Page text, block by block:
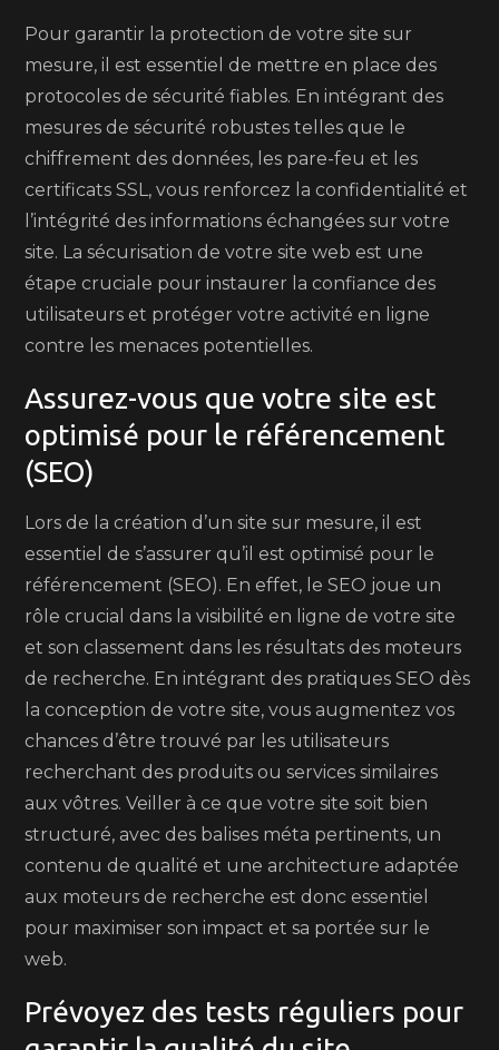
Pour garantir la protection de votre site sur
mesure, il est essentiel de mettre en place des
protocoles de sécurité fiables. En intégrant des
mesures de sécurité robustes telles que le
chiffrement des données, les pare-feu et les
certificats SSL, vous renforcez la confidentialité et
l’intégrité des informations échangées sur votre
site. La sécurisation de votre site web est une
étape cruciale pour instaurer la confiance des
utilisateurs et protéger votre activité en ligne
contre les menaces potentielles.
Assurez-vous que votre site est
optimisé pour le référencement
(SEO)
Lors de la création d’un site sur mesure, il est
essentiel de s’assurer qu’il est optimisé pour le
référencement (SEO). En effet, le SEO joue un
rôle crucial dans la visibilité en ligne de votre site
et son classement dans les résultats des moteurs
de recherche. En intégrant des pratiques SEO dès
la conception de votre site, vous augmentez vos
chances d’être trouvé par les utilisateurs
recherchant des produits ou services similaires
aux vôtres. Veiller à ce que votre site soit bien
structuré, avec des balises méta pertinents, un
contenu de qualité et une architecture adaptée
aux moteurs de recherche est donc essentiel
pour maximiser son impact et sa portée sur le
web.
Prévoyez des tests réguliers pour